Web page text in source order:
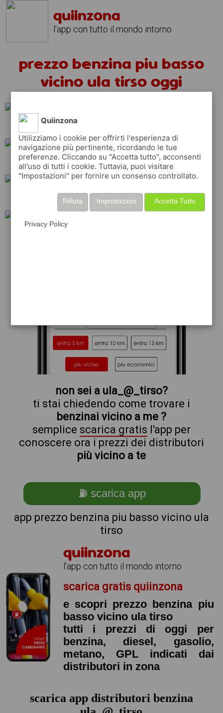
quiinzona
l'app con tutto il mondo intorno
prezzo benzina piu basso
vicino ula tirso oggi
tamoil
total repsol q8
ip
non sei a ula_@_tirso?
ti stai chiedendo come trovare i
benzinai vicino a me ?
semplice scarica gratis l'app per
conoscere ora i prezzi dei distributori
più vicino a te
⛽ scarica app
app prezzo benzina piu basso vicino ula
tirso
quiinzona
l'app con tutto il mondo intorno
scarica gratis quiinzona
e scopri prezzo benzina piu
basso vicino ula tirso
tutti i prezzi di oggi per
benzina, diesel, gasolio,
metano, GPL indicati dai
distributori in zona
scarica app distributori benzina
Quiinzona
Utilizziamo i cookie per offrirti l'esperienza di
navigazione più pertinente, ricordando le tue
preferenze. Cliccando su "Accetta tutto", acconsenti
all'uso di tutti i cookie. Tuttavia, puoi visitare
"Impostazioni" per fornire un consenso controllato.
Accetta Tutto
Impostazioni
Rifiuta
Privacy Policy